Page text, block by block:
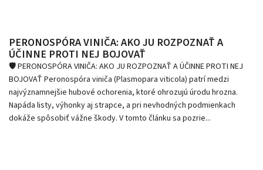
PERONOSPÓRA VINIČA: AKO JU ROZPOZNAŤ A
ÚČINNE PROTI NEJ BOJOVAŤ
🛡️ PERONOSPÓRA VINIČA: AKO JU ROZPOZNAŤ A ÚČINNE PROTI NEJ
BOJOVAŤ Peronospóra viniča (Plasmopara viticola) patrí medzi
najvýznamnejšie hubové ochorenia, ktoré ohrozujú úrodu hrozna.
Napáda listy, výhonky aj strapce, a pri nevhodných podmienkach
dokáže spôsobiť vážne škody. V tomto článku sa pozrie...